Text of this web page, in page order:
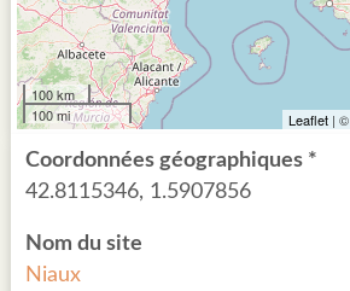
100 km
100 mi
Leaflet| ©
Coordonnées géographiques *
42.8115346, 1.5907856
Nom du site
Niaux